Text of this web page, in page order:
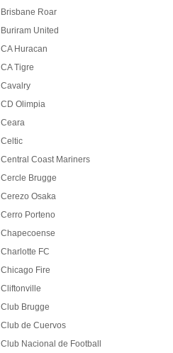
Brisbane Roar
Buriram United
CA Huracan
CA Tigre
Cavalry
CD Olimpia
Ceara
Celtic
Central Coast Mariners
Cercle Brugge
Cerezo Osaka
Cerro Porteno
Chapecoense
Charlotte FC
Chicago Fire
Cliftonville
Club Brugge
Club de Cuervos
Club Nacional de Football